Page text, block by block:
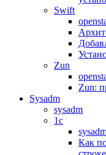
Swift
Zun
Zun:
Sysadm
sysadm
1c
Как